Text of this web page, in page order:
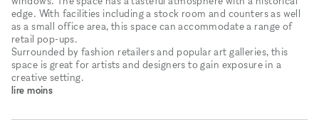
edge. With facilities including a stock room and counters as well
as a small office area, this space can accommodate a range of
retail pop-ups.
Surrounded by fashion retailers and popular art galleries, this
space is great for artists and designers to gain exposure in a
creative setting.
lire moins